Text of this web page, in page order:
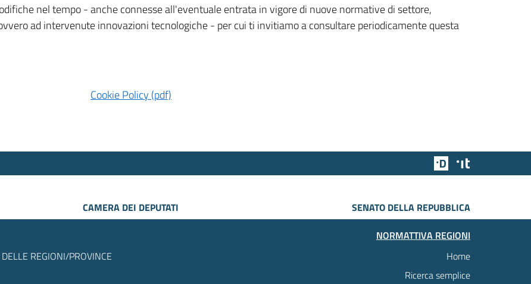
nel tempo - anche connesse all'eventuale entrata in vigore di nuove normative di settore,
ad intervenute innovazioni tecnologiche - per cui ti invitiamo a consultare periodicamente questa
Cookie Policy (pdf)
Team Digitale
CAMERA DEI DEPUTATI
SENATO DELLA REPUBBLICA
REGIONI/PROVINCE
NORMATTIVA REGIONI
Home
Ricerca semplice